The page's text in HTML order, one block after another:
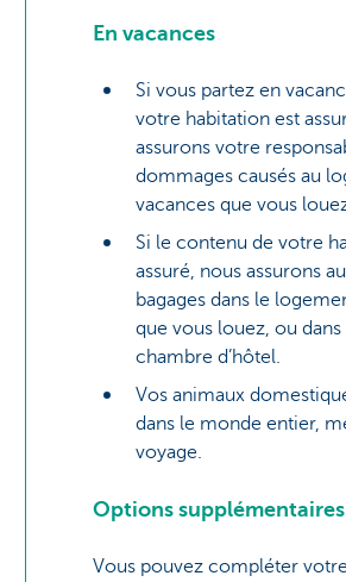
En vacances
Si vous partez en
votre habitation est
assurons votre
dommages causés au
vacances que vous
Si le contenu de votre
assuré, nous assurons
bagages dans le
que vous louez, ou
chambre d’hôtel.
Vos animaux
dans le monde entier,
voyage.
Options supplémentaires
Vous pouvez compléter